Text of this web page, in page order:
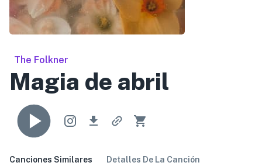
The Folkner
Magia de abril
Canciones Similares Detalles De La Canción